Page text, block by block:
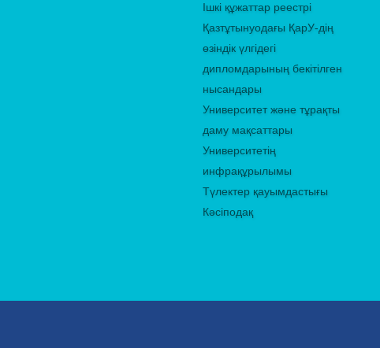
Ішкі құжаттар реестрі
Қазтұтынуодағы ҚарУ-дің
өзіндік үлгідегі
дипломдарының бекітілген
нысандары
Университет және тұрақты
даму мақсаттары
Университетің
инфрақұрылымы
Түлектер қауымдастығы
Кәсіподақ